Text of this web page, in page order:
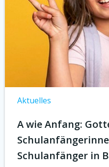
Aktuelles
A wie Anfang:
Schulanfänger in